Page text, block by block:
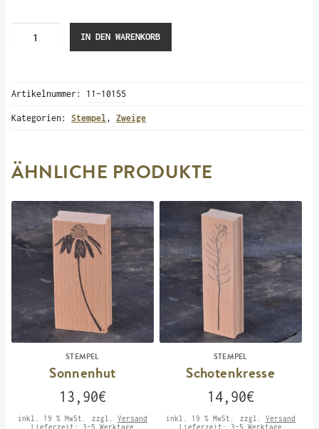
IN DEN WARENKORB
Artikelnummer: 11-10155
Kategorien:Stempel ,Zweige
ÄHNLICHE PRODUKTE
STEMPEL
Sonnenhut
13,90€
inkl. 19 % MwSt. zzgl. Versand
Lieferzeit: 3-5 Werktage
STEMPEL
Schotenkresse
14,90€
inkl. 19 % MwSt. zzgl. Versand
Lieferzeit:
3-5 Werktage